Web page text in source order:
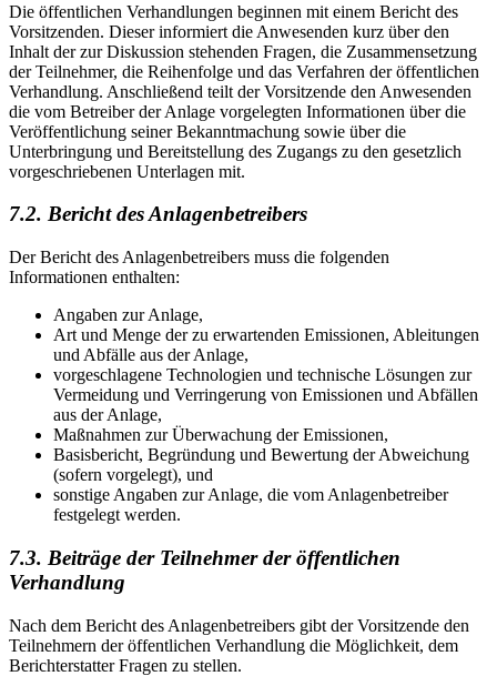
Die öffentlichen Verhandlungen beginnen mit einem Bericht des
Vorsitzenden. Dieser informiert die Anwesenden kurz über den
Inhalt der zur Diskussion stehenden Fragen, die Zusammensetzung
der Teilnehmer, die Reihenfolge und das Verfahren der öffentlichen
Verhandlung. Anschließend teilt der Vorsitzende den Anwesenden
die vom Betreiber der Anlage vorgelegten Informationen über die
Veröffentlichung seiner Bekanntmachung sowie über die
Unterbringung und Bereitstellung des Zugangs zu den gesetzlich
vorgeschriebenen Unterlagen mit.
7.2. Bericht des Anlagenbetreibers
Der Bericht des Anlagenbetreibers muss die folgenden
Informationen enthalten:
Angaben zur Anlage,
Art und Menge der zu erwartenden Emissionen, Ableitungen
und Abfälle aus der Anlage,
vorgeschlagene Technologien und technische Lösungen zur
Vermeidung und Verringerung von Emissionen und Abfällen
aus der Anlage,
Maßnahmen zur Überwachung der Emissionen,
Basisbericht, Begründung und Bewertung der Abweichung
(sofern vorgelegt), und
sonstige Angaben zur Anlage, die vom Anlagenbetreiber
festgelegt werden.
7.3. Beiträge der Teilnehmer der öffentlichen
Verhandlung
Nach dem Bericht des Anlagenbetreibers gibt der Vorsitzende den
Teilnehmern der öffentlichen Verhandlung die Möglichkeit, dem
Berichterstatter Fragen zu stellen.